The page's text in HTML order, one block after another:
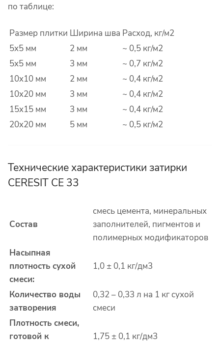
по таблице:
Размер плитки Ширина шва Расход, кг/м2
5x5 мм
2 мм ~ 0,5 кг/м2
5x5 мм
3 мм ~ 0,7 кг/м2
10x10 мм
2 мм ~ 0,4 кг/м2
10x20 мм
3 мм ~ 0,4 кг/м2
15x15 мм
3 мм ~ 0,4 кг/м2
20x20 мм
5 мм ~ 0,5 кг/м2
Технические характеристики затирки
CERESIT CE 33
Состав
смесь цемента, минеральных
заполнителей, пигментов и
полимерных модификаторов
Насыпная
плотность сухой
смеси:
1,0 ± 0,1 кг/дм3
Количество воды
затворения
0,32 – 0,33 л на 1 кг сухой
смеси
Плотность смеси,
готовой к
1,75 ± 0,1 кг/дм3